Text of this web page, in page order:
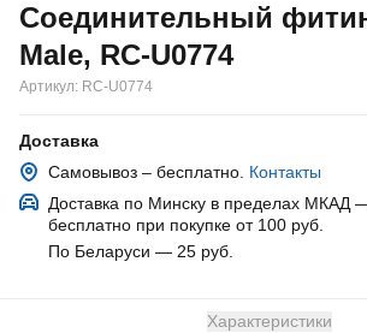
Соединительный
Male, RC-U0774
Артикул: RC-U0774
Доставка
Самовывоз – бесплатно. Контакты
Доставка по Минску в пределах МКАД
бесплатно при покупке от 100 руб.
По Беларуси — 25 руб
Характеристики